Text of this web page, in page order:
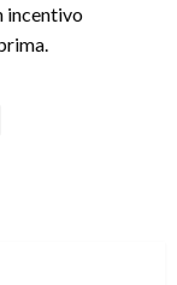
incentivo